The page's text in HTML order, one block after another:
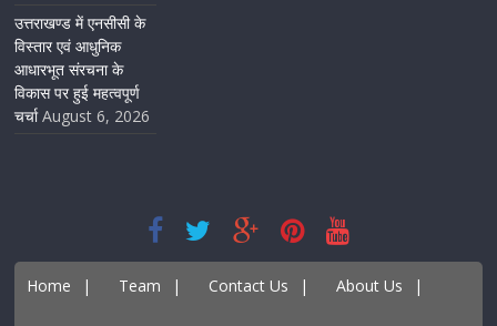
उत्तराखण्ड में एनसीसी के
विस्तार एवं आधुनिक
आधारभूत संरचना के
विकास पर हुई महत्वपूर्ण
चर्चा August 6, 2026
Home | Team | Contact Us | About Us |